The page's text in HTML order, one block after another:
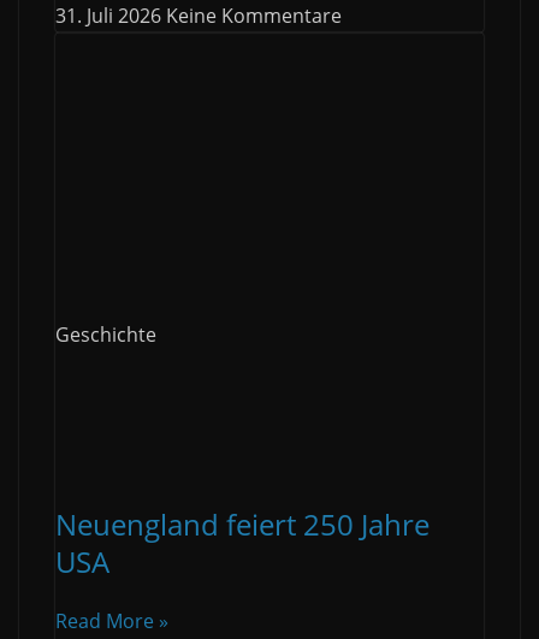
31. Juli 2026 Keine Kommentare
Geschichte
Neuengland feiert 250 Jahre
USA
Read More »